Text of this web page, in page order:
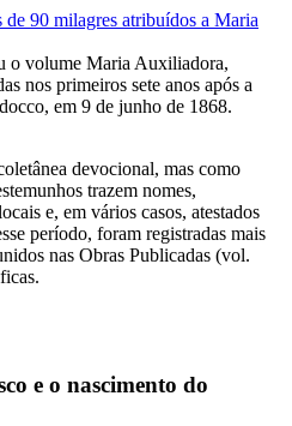
o volume Maria Auxiliadora,
nos primeiros sete anos após a
em 9 de junho de 1868.
devocional, mas como
trazem nomes,
e, em vários casos, atestados
período, foram registradas mais
nas Obras Publicadas (vol.
e o nascimento do